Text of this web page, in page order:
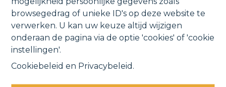
browsegedrag of unieke ID's op deze website te
verwerken. U kan uw keuze altijd wijzigen
onderaan de pagina via de optie 'cookies' of 'cookie
instellingen'.
Cookiebeleid en Privacybeleid.
765 m²